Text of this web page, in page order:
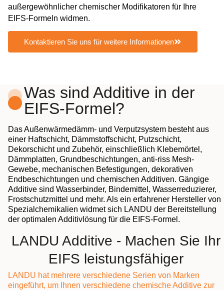
außergewöhnlicher chemischer Modifikatoren für Ihre
EIFS-Formeln widmen.
Kontaktieren Sie uns für weitere Informationen
Was sind Additive in der
EIFS-Formel?
Das Außenwärmedämm- und Verputzsystem besteht aus
einer Haftschicht, Dämmstoffschicht, Putzschicht,
Dekorschicht und Zubehör, einschließlich Klebemörtel,
Dämmplatten, Grundbeschichtungen, anti-riss Mesh-
Gewebe, mechanischen Befestigungen, dekorativen
Endbeschichtungen und chemischen Additiven. Gängige
Additive sind Wasserbinder, Bindemittel, Wasserreduzierer,
Frostschutzmittel und mehr. Als ein erfahrener Hersteller von
Spezialchemikalien widmet sich LANDU der Bereitstellung
der optimalen Additivlösung für die EIFS-Formel.
LANDU Additive - Machen Sie Ihr
EIFS leistungsfähiger
LANDU hat mehrere verschiedene Serien von Marken
eingeführt, um Ihnen verschiedene chemische Additive zur